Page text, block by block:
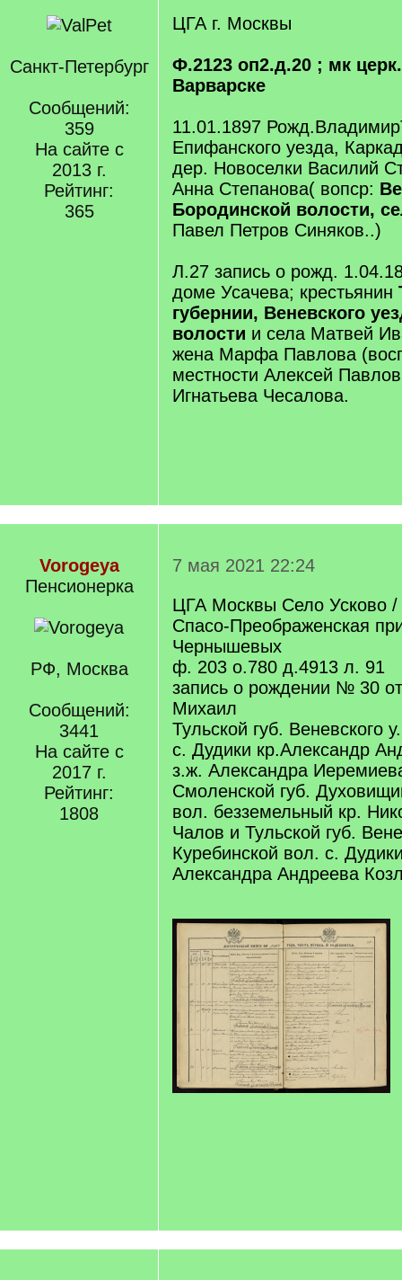
Санкт-Петербург
Сообщений:
359
На сайте с
2013 г.
Рейтинг:
365
ЦГА г. Москвы
Ф.2123 оп2.д.20 ; мк
Варварске
11.01.1897
Епифанского уезда,
дер. Новоселки Василий
Анна Степанова( вопср:
Бородинской волости,
Павел Петров Синяков..)
Л.27 запись о рожд.
доме Усачева; крестьянин
губернии, Веневского
волости и села Матвей
жена Марфа Павлова
местности Алексей
Игнатьева Чесалова.
Vorogeya
Пенсионерка
РФ, Москва
Сообщений:
3441
На сайте с
2017 г.
Рейтинг:
1808
7 мая 2021 22:24
ЦГА Москвы Село Усково /
Спасо-Преображенская
Чернышевых
ф. 203 о.780 д.4913 л. 91
запись о рождении № 30
Михаил
Тульской губ. Веневского
с. Дудики кр.Александр
з.ж. Александра
Смоленской губ.
вол. безземельный кр.
Чалов и Тульской губ.
Куребинской вол. с.
Александра Андреева